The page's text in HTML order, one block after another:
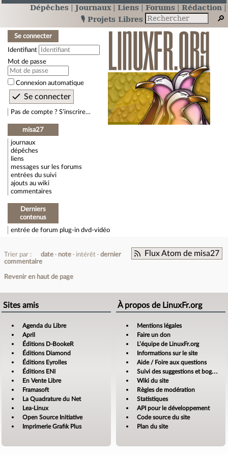
Dépêches Journaux Liens Forums
Rédaction
🎙️ Projets Libres
Se connecter
Identifiant
Mot de passe
Connexion automatique
Pas de compte ? S’inscrire…
misa27
journaux
dépêches
liens
messages sur les forums
entrées du suivi
ajouts au wiki
commentaires
Derniers
contenus
entrée de forum plug-in dvd-vidéo
Flux Atom de misa27
Trier par : date note intérêt
dernier
commentaire
Revenir en haut de page
Sites amis
Agenda du Libre
April
Éditions D-BookeR
Éditions Diamond
Éditions Eyrolles
Éditions ENI
En Vente Libre
Framasoft
La Quadrature du Net
Lea-Linux
Open Source Initiative
Imprimerie Grafik Plus
À propos de LinuxFr.org
Mentions légales
Faire un don
L’équipe de LinuxFr.org
Informations sur le site
Aide / Foire aux questions
Suivi des suggestions et bogues
Wiki du site
Règles de modération
Statistiques
API pour le développement
Code source du site
Plan du site